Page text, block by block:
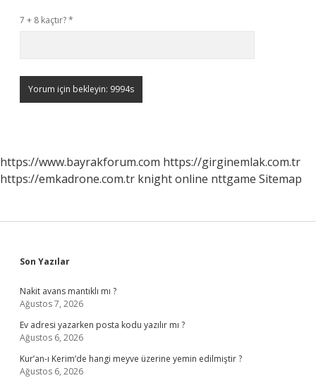
7 + 8 kaçtır?*
https://www.bayrakforum.com https://girginemlak.com.tr
https://emkadrone.com.tr knight online nttgame Sitemap
Sidebar
Son Yazılar
Nakit avans mantıklı mı ?
Ağustos 7, 2026
Ev adresi yazarken posta kodu yazılır mı ?
Ağustos 6, 2026
Kur’an-ı Kerim’de hangi meyve üzerine yemin edilmiştir ?
Ağustos 6, 2026